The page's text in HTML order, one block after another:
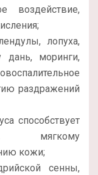
воздействие,
лопуха,
моринги,
раздражений
способствует
мягкому
кожи;
сенны,